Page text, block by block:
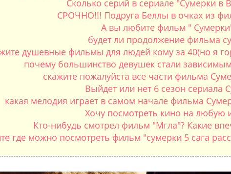
Сколько серий в сериале "Сумерки в
СРОЧНО!!! Подруга Беллы в очках из
А вы любите фильм "
будет ли продолжение фильма
душевные фильмы для людей кому за 40(но я
почему большинство девушек стали
скажите пожалуйста все части фильма
Выйдет или нет 6 сезон сериала
какая мелодия играет в самом начале фильма
Хочу посмотреть кино на любую
Кто-нибудь смотрел фильм "Мгла"? Какие
где можно посмотреть фильм "сумерки 5 сага